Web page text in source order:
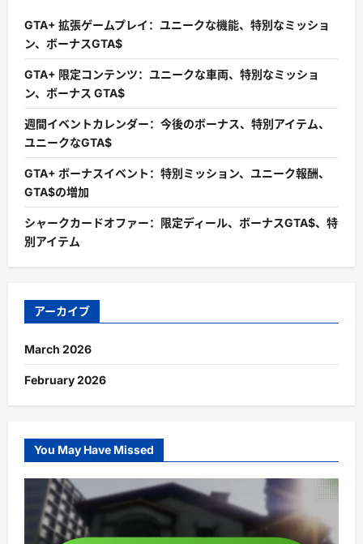
GTA+ 拡張ゲームプレイ：ユニークな機能、特別なミッショ
ン、ボーナスGTA$
GTA+ 限定コンテンツ：ユニークな車両、特別なミッショ
ン、ボーナス GTA$
週間イベントカレンダー：今後のボーナス、特別アイテム、
ユニークなGTA$
GTA+ ボーナスイベント：特別ミッション、ユニーク報酬、
GTA$の増加
シャークカードオファー：限定ディール、ボーナスGTA$、特
別アイテム
アーカイブ
March 2026
February 2026
You May Have Missed